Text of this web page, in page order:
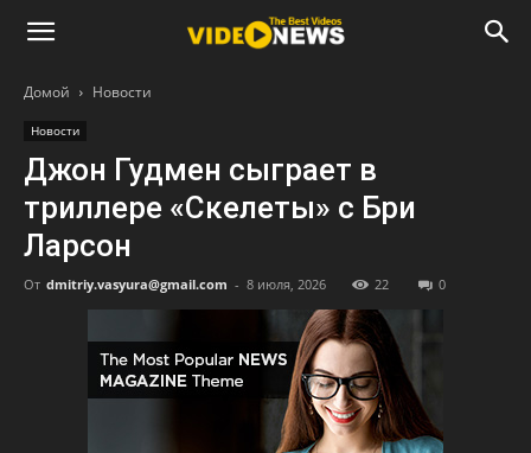
Домой Новости
Новости
Джон Гудмен сыграет в
триллере «Скелеты» с Бри
Ларсон
От dmitriy.vasyura@gmail.com - 8 июля, 2026 22 0